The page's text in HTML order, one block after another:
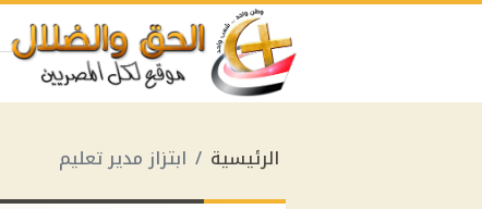
الرئيسية ابتزاز مدير تعليم